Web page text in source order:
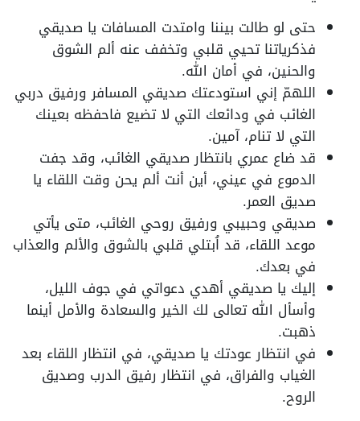
حتى لو طالت بيننا وامتدت المسافات يا صديقي
فذكرياتنا تحيي قلبي وتخفف عنه ألم الشوق
والحنين، في أمان الله.
اللهمّ إني استودعتك صديقي المسافر ورفيق دربي
الغائب في ودائعك التي لا تضيع فاحفظه بعينك
التي لا تنام، آمين.
قد ضاع عمري بانتظار صديقي الغائب، وقد جفت
الدموع في عيني، أين أنت ألم يحن وقت اللقاء يا
صديق العمر.
صديقي وحبيبي ورفيق روحي الغائب، متى يأتي
موعد اللقاء، قد اُبتلي قلبي بالشوق والألم والعذاب
في بعدك.
إليك يا صديقي أهدي دعواتي في جوف الليل،
وأسأل الله تعالى لك الخير والسعادة والأمل أينما
ذهبت.
في انتظار عودتك يا صديقي، في انتظار اللقاء بعد
الغياب والفراق، في انتظار رفيق الدرب وصديق
الروح.